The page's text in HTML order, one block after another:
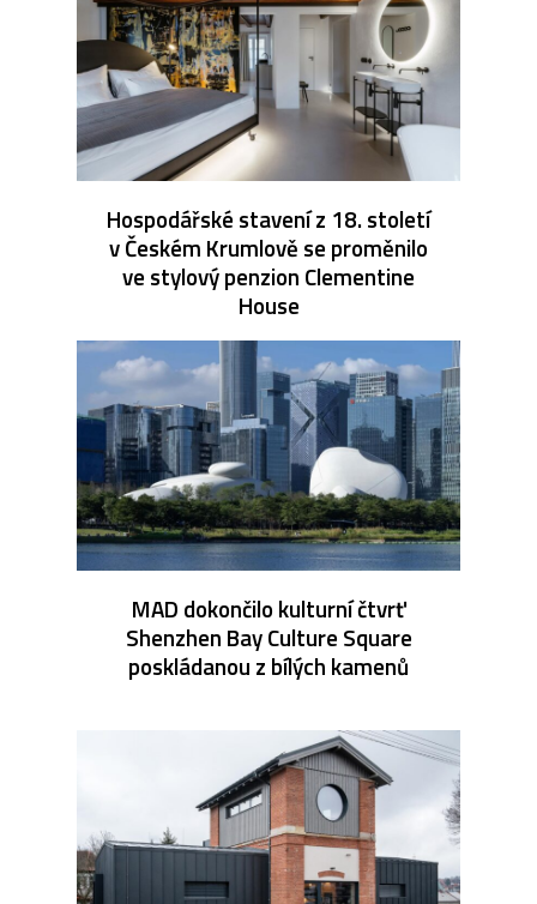
Hospodářské stavení z 18. století
v Českém Krumlově se proměnilo
ve stylový penzion Clementine
House
MAD dokončilo kulturní čtvrť
Shenzhen Bay Culture Square
poskládanou z bílých kamenů